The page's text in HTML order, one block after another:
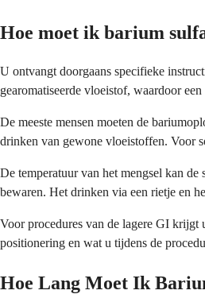
Hoe moet ik barium
U ontvangt doorgaans specifieke
gearomatiseerde vloeistof, waardoor
De meeste mensen moeten de
drinken van gewone vloeistoffen. Voor
De temperatuur van het mengsel kan
bewaren. Het drinken via een rietje en
Voor procedures van de lagere GI krijgt
positionering en wat u tijdens de
Hoe Lang Moet Ik